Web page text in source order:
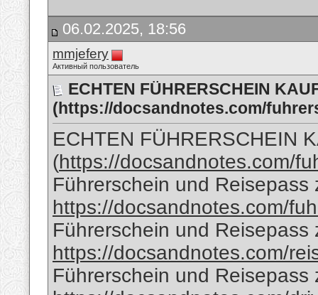
06.02.2025, 18:56
mmjefery
Активный пользователь
ECHTEN FÜHRERSCHEIN
(https://docsandnotes.com/
ECHTEN FÜHRERSCHEIN
(https://docsandnotes.com/
Führerschein und
https://docsandnotes.com/
Führerschein und
https://docsandnotes.com/
Führerschein und